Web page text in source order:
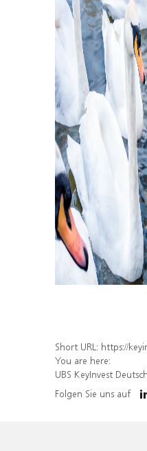
Short URL: https://keyinvest-
You are here:
UBS KeyInvest
Folgen Sie uns auf